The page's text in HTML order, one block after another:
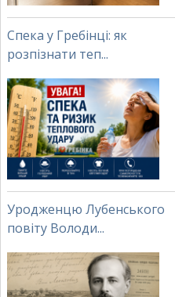
Спека у Гребінці: як
розпізнати теп...
Уродженцю Лубенського
повіту Володи...